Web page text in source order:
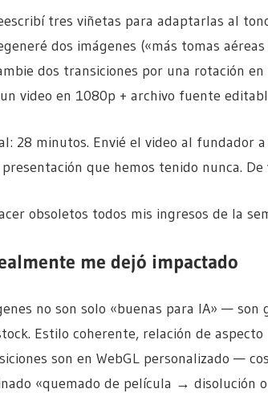
tres viñetas para adaptarlas al
dos imágenes («más tomas
dos transiciones por una rotación
video en 1080p + archivo fuente
28 minutos. Envié el video al fundador
que hemos tenido nunca. De
obsoletos todos mis ingresos de la
me dejó impactado
no son solo «buenas para IA» —
Estilo coherente, relación de
son en WebGL personalizado —
«quemado de película → disolución